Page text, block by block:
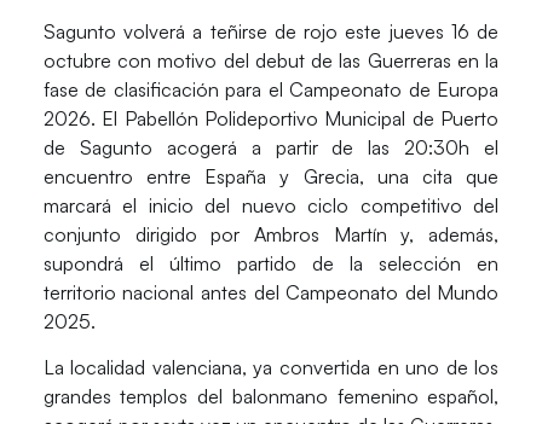
Gestionar consentimiento
Para ofrecer las mejores experiencias, utilizamos tecnologías como las cookies
para almacenar y/o acceder a la información del dispositivo. El consentimiento
de estas tecnologías nos permitirá procesar datos como el comportamiento de
navegación o las identificaciones únicas en este sitio. No consentir o retirar el
consentimiento, puede afectar negativamente a ciertas características y
funciones.
Aceptar
Sagunto volverá a teñirse de rojo este jueves 16 de
octubre con motivo del debut de las Guerreras en la
fase de clasificación para elCampeonato de Europa
2026. El Pabellón Polideportivo Municipal de Puerto
de Sagunto acogerá a partir de las 20:30h el
encuentro entre España y Grecia, una cita que
marcará el inicio del nuevo ciclo competitivo del
conjunto dirigido por Ambros Martín y, además,
supondrá el último partido de la selección en
territorio nacional antes delCampeonato del Mundo
2025.
La localidad valenciana, ya convertida en uno de los
grandes templos del balonmano femenino español,